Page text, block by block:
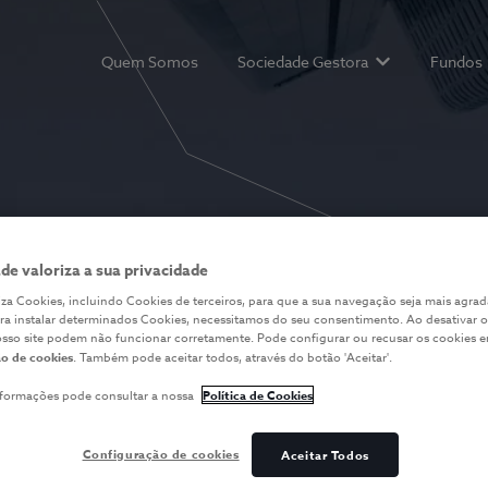
Quem Somos Sociedade Gestora Show Fundos
alicerçada
na gestão de ativos e veículos de
valoriza a sua privacidade
Cookies, incluindo Cookies de terceiros, para que a sua navegação seja mais
instalar determinados Cookies, necessitamos do seu consentimento. Ao desativar
site podem não funcionar corretamente. Pode configurar ou recusar os cookies
de cookies. Também pode aceitar todos, através do botão 'Aceitar'.
pode consultar a nossa Política de Cookies
Aceitar Todos
Configuração de cookies